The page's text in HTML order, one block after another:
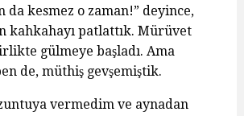
da kesmez o zaman!” deyince,
kahkahayı patlattık. Mürüvet
gülmeye başladı. Ama
de, müthiş gevşemiştik.
vermedim ve aynadan